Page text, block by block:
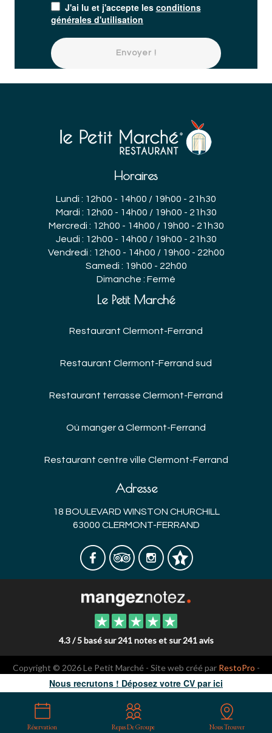
J'ai lu et j'accepte les conditions
générales d'utilisation
Envoyer !
Horaires
Lundi : 12h00 - 14h00 / 19h00 - 21h30
Mardi : 12h00 - 14h00 / 19h00 - 21h30
Mercredi : 12h00 - 14h00 / 19h00 - 21h30
Jeudi : 12h00 - 14h00 / 19h00 - 21h30
Vendredi : 12h00 - 14h00 / 19h00 - 22h00
Samedi : 19h00 - 22h00
Dimanche : Fermé
Le Petit Marché
Restaurant Clermont-Ferrand
Restaurant Clermont-Ferrand sud
Restaurant terrasse Clermont-Ferrand
Où manger à Clermont-Ferrand
Restaurant centre ville Clermont-Ferrand
Adresse
18 BOULEVARD WINSTON CHURCHILL
63000 CLERMONT-FERRAND
4.3 / 5 basé sur 241 notes et sur 241 avis
Copyright © 2026 Le Petit Marché - Site web créé par RestoPro -
mentions légales
Nous recrutons ! Déposez votre CV par ici
Réservation Repas De Groupe Nous Trouver